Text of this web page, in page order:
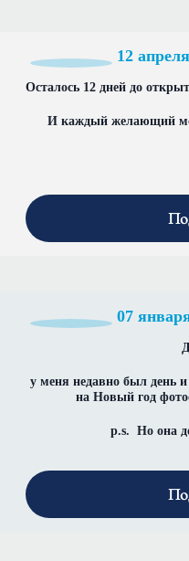
12
Осталось 12 дней до
И каждый желающий
07
у меня недавно был день
на Новый год
p.s. Но она